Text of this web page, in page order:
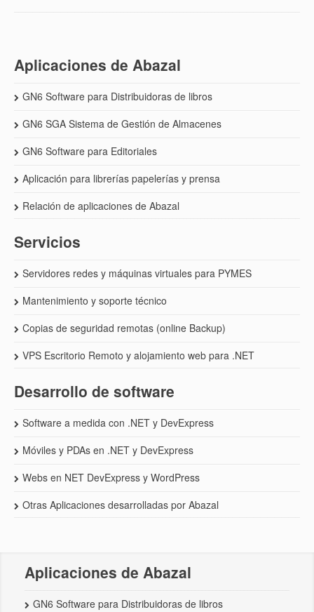
Aplicaciones de Abazal
GN6 Software para Distribuidoras de libros
GN6 SGA Sistema de Gestión de Almacenes
GN6 Software para Editoriales
Aplicación para librerías papelerías y prensa
Relación de aplicaciones de Abazal
Servicios
Servidores redes y máquinas virtuales para PYMES
Mantenimiento y soporte técnico
Copias de seguridad remotas (online Backup)
VPS Escritorio Remoto y alojamiento web para .NET
Desarrollo de software
Software a medida con .NET y DevExpress
Móviles y PDAs en .NET y DevExpress
Webs en NET DevExpress y WordPress
Otras Aplicaciones desarrolladas por Abazal
Aplicaciones de Abazal
GN6 Software para Distribuidoras de libros